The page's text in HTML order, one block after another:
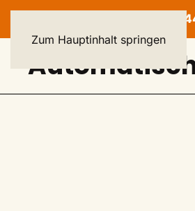
Zum Hauptinhalt springen
HELPLINE: 040 - 23 93 44